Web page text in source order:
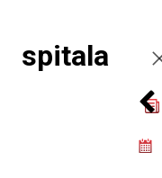
spitala